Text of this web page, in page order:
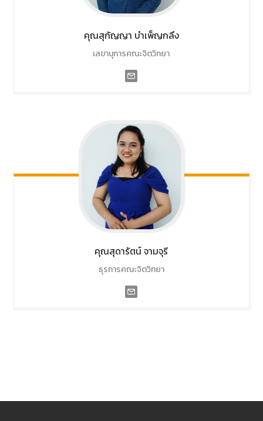
คุณสุกัญญา บำเพ็ญกลึง
เลขานุการคณะจิตวิทยา
คุณสุดารัตน์จามจุรี
ธุรการคณะจิตวิทยา